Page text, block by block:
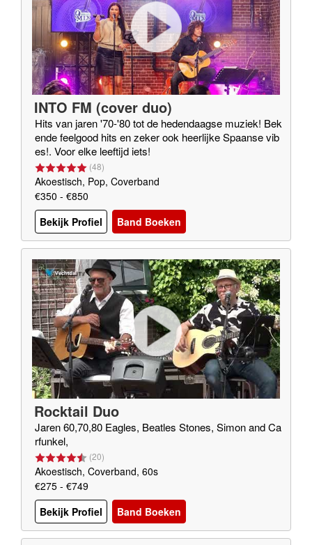
INTO FM (cover duo)
Hits van jaren '70-'80 tot de hedendaagse muziek! Bek
ende feelgood hits en zeker ook heerlijke Spaanse vib
es!. Voor elke leeftijd iets!
(48)
Akoestisch, Pop, Coverband
€350 - €850
Bekijk Profiel
Band Boeken
Rocktail Duo
Jaren 60,70,80 Eagles, Beatles Stones, Simon and Ca
rfunkel,
(20)
Akoestisch, Coverband, 60s
€275 - €749
Bekijk Profiel
Band Boeken